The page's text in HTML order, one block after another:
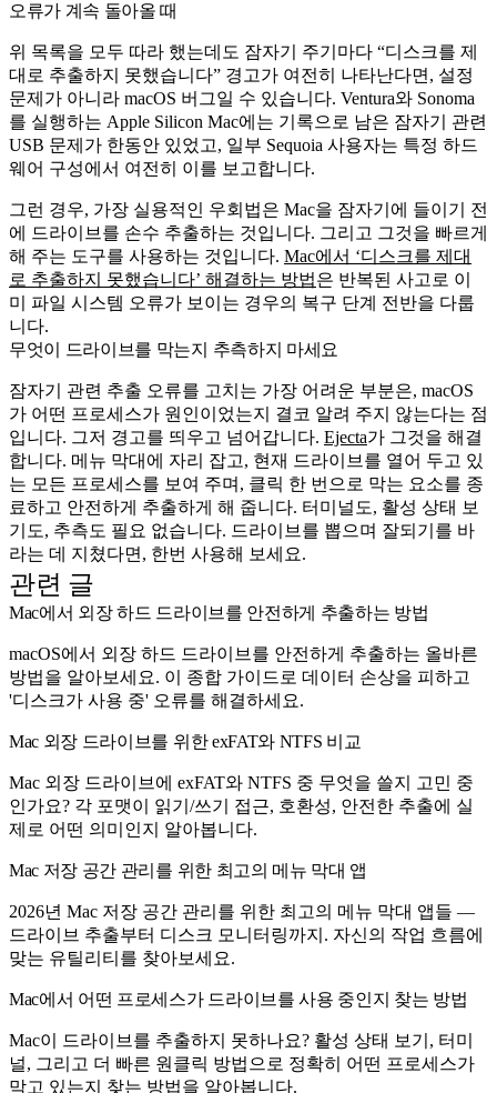
오류가 계속 돌아올 때
위 목록을 모두 따라 했는데도 잠자기 주기마다 “디스크를 제
대로 추출하지 못했습니다” 경고가 여전히 나타난다면, 설정
문제가 아니라 macOS 버그일 수 있습니다. Ventura와 Sonoma
를 실행하는 Apple Silicon Mac에는 기록으로 남은 잠자기 관련
USB 문제가 한동안 있었고, 일부 Sequoia 사용자는 특정 하드
웨어 구성에서 여전히 이를 보고합니다.
그런 경우, 가장 실용적인 우회법은 Mac을 잠자기에 들이기 전
에 드라이브를 손수 추출하는 것입니다. 그리고 그것을 빠르게
해 주는 도구를 사용하는 것입니다. Mac에서 ‘디스크를 제대
로 추출하지 못했습니다’ 해결하는 방법은 반복된 사고로 이
미 파일 시스템 오류가 보이는 경우의 복구 단계 전반을 다룹
니다.
무엇이 드라이브를 막는지 추측하지 마세요
잠자기 관련 추출 오류를 고치는 가장 어려운 부분은, macOS
가 어떤 프로세스가 원인이었는지 결코 알려 주지 않는다는 점
입니다. 그저 경고를 띄우고 넘어갑니다. Ejecta가 그것을 해결
합니다. 메뉴 막대에 자리 잡고, 현재 드라이브를 열어 두고 있
는 모든 프로세스를 보여 주며, 클릭 한 번으로 막는 요소를 종
료하고 안전하게 추출하게 해 줍니다. 터미널도, 활성 상태 보
기도, 추측도 필요 없습니다. 드라이브를 뽑으며 잘되기를 바
라는 데 지쳤다면, 한번 사용해 보세요.
관련 글
Mac에서 외장 하드 드라이브를 안전하게 추출하는 방법
macOS에서 외장 하드 드라이브를 안전하게 추출하는 올바른
방법을 알아보세요. 이 종합 가이드로 데이터 손상을 피하고
'디스크가 사용 중' 오류를 해결하세요.
Mac 외장 드라이브를 위한 exFAT와 NTFS 비교
Mac 외장 드라이브에 exFAT와 NTFS 중 무엇을 쓸지 고민 중
인가요? 각 포맷이 읽기/쓰기 접근, 호환성, 안전한 추출에 실
제로 어떤 의미인지 알아봅니다.
Mac 저장 공간 관리를 위한 최고의 메뉴 막대 앱
2026년 Mac 저장 공간 관리를 위한 최고의 메뉴 막대 앱들 —
드라이브 추출부터 디스크 모니터링까지. 자신의 작업 흐름에
맞는 유틸리티를 찾아보세요.
Mac에서 어떤 프로세스가 드라이브를 사용 중인지 찾는 방법
Mac이 드라이브를 추출하지 못하나요? 활성 상태 보기, 터미
널, 그리고 더 빠른 원클릭 방법으로 정확히 어떤 프로세스가
막고 있는지 찾는 방법을 알아봅니다.